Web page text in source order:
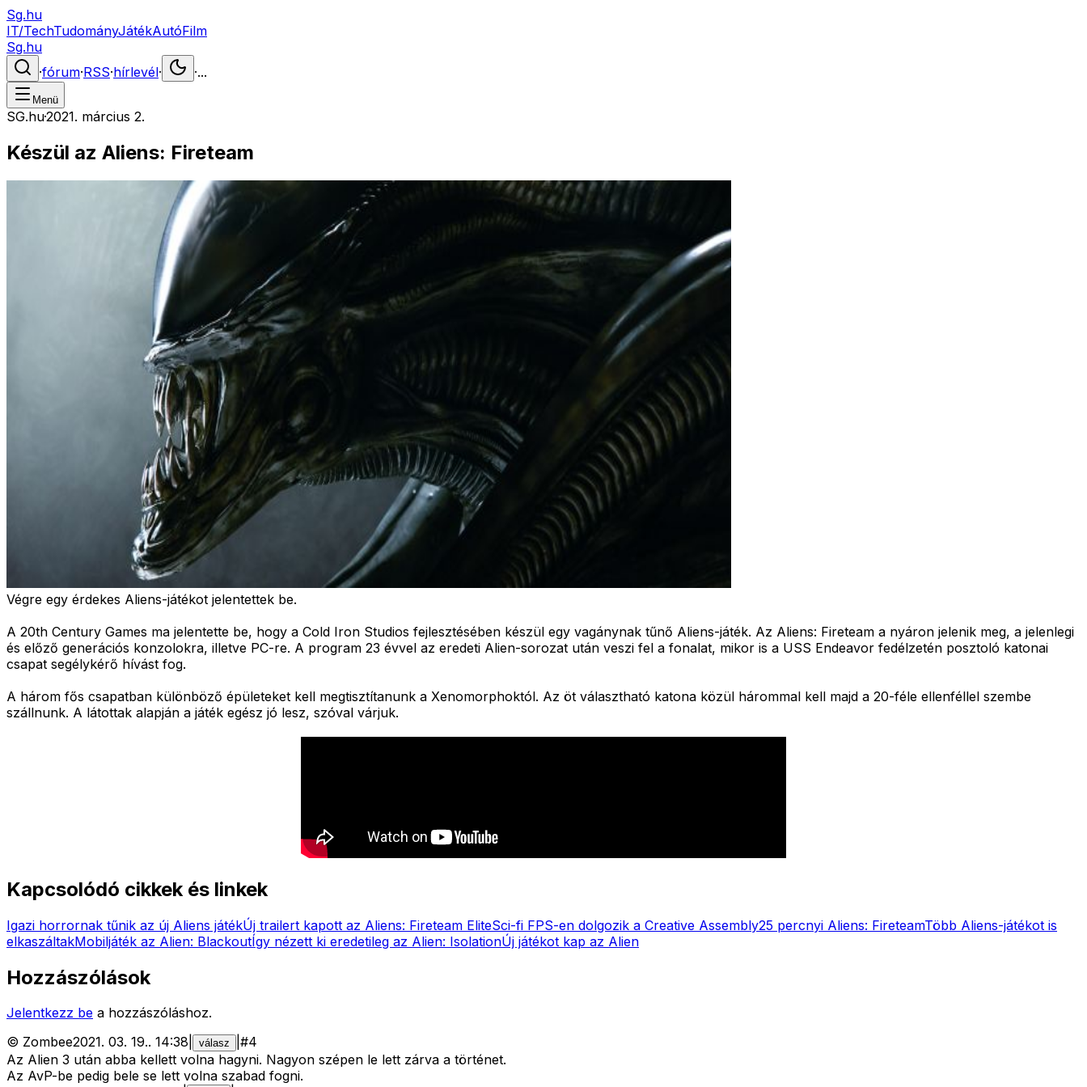
Sg.hu
IT/TechTudományJátékAutóFilm
Sg.hu
·fórum·RSS·hírlevél· ·...
Menü
SG.hu·2021. március 2.
Készül az Aliens: Fireteam
Végre egy érdekes Aliens-játékot jelentettek be.
A 20th Century Games ma jelentette be, hogy a Cold Iron Studios fejlesztésében készül egy vagánynak tűnő Aliens-játék. Az Aliens: Fireteam a nyáron jelenik meg, a jelenlegi
és előző generációs konzolokra, illetve PC-re. A program 23 évvel az eredeti Alien-sorozat után veszi fel a fonalat, mikor is a USS Endeavor fedélzetén posztoló katonai
csapat segélykérő hívást fog.
A három fős csapatban különböző épületeket kell megtisztítanunk a Xenomorphoktól. Az öt választható katona közül hárommal kell majd a 20-féle ellenféllel szembe
szállnunk. A látottak alapján a játék egész jó lesz, szóval várjuk.
Kapcsolódó cikkek és linkek
Igazi horrornak tűnik az új Aliens játékÚj trailert kapott az Aliens: Fireteam EliteSci-fi FPS-en dolgozik a Creative Assembly25 percnyi Aliens: FireteamTöbb Aliens-játékot is
elkaszáltakMobiljáték az Alien: BlackoutÍgy nézett ki eredetileg az Alien: IsolationÚj játékot kap az Alien
Hozzászólások
Jelentkezz be a hozzászóláshoz.
© Zombee2021. 03. 19.. 14:38 válasz #4
Az Alien 3 után abba kellett volna hagyni. Nagyon szépen le lett zárva a történet.
Az AvP-be pedig bele se lett volna szabad fogni.